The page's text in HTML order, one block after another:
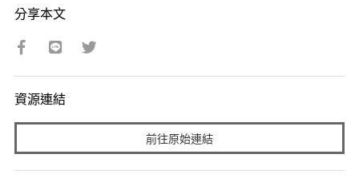
分享本文
資源連結
前往原始連結